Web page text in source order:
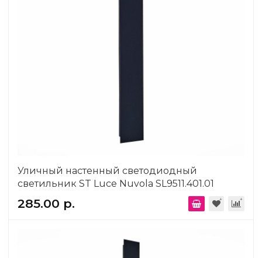
Уличный настенный светодиодный
светильник ST Luce Nuvola SL9511.401.01
285.00 р.